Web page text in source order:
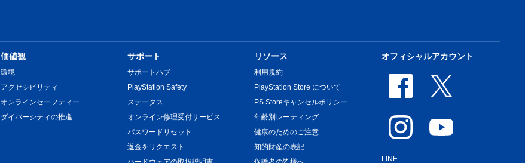
価値観
環境
アクセシビリティ
オンラインセーフティー
ダイバーシティの推進
サポート
サポートハブ
PlayStation Safety
ステータス
オンライン修理受付サービス
パスワードリセット
返金をリクエスト
リソース
利用規約
PlayStation Store について
PS Storeキャンセルポリシー
年齢別レーティング
健康のためのご注意
知的財産の表記
オフィシャルアカウント
LINE